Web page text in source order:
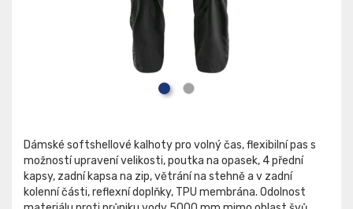
Dámské softshellové kalhoty pro volný čas, flexibilní pas s
možností upravení velikosti, poutka na opasek, 4 přední
kapsy, zadní kapsa na zip, větrání na stehně a v zadní
kolenní části, reflexní doplňky, TPU membrána. Odolnost